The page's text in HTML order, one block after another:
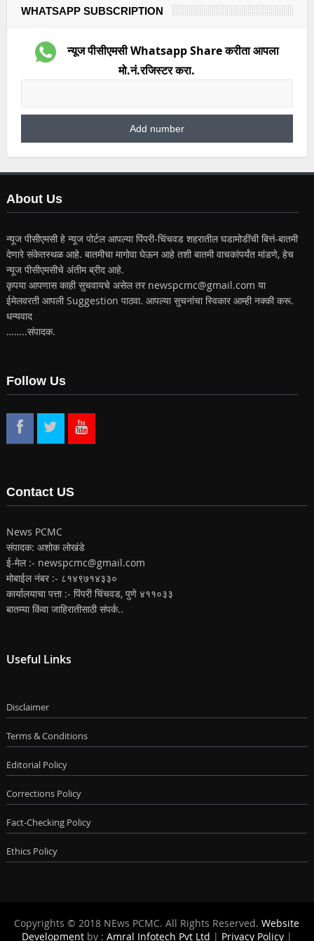
WHATSAPP SUBSCRIPTION
न्यूज पीसीएमसी Whatsapp Share करीता आपला
मो.नं.रजिस्टर करा.
About Us
न्यूज पीसीएमसी हे न्यूज पोर्टल आपल्या पिंपरी-चिंचवड शहरातील घडामोडींची बित्तं-बातमी
देणारे संकेतस्थळ आहे. बातमीचा मागोवा घेऊन आहे तशी बातमी वाचकांपर्यंत मांडणे, हेच
न्यूज पीसीएमसीचे अंतीम ब्रीद आहे.
कृपया आपणास काही सुचवायचे असेल तर newspcmc@gmail.com या
ईमेलवरती आपली Suggestion पाठवा. आपल्या सुचनांचा स्विकार आम्ही नक्की करू.
धन्यवाद
……..संपादक.
Follow Us
Contact US
News PCMC
संपादक: अशोक लोखंडे
ई-मेल :- newspcmc@gmail.com
मोबाईल नंबर :- ८१४९७१४३३०
कार्यालयाचा पत्ता :- पिंपरी चिंचवड, पुणे ४११०३३
बातम्या किंवा जाहिरातीसाठी संपर्क..
Useful Links
Disclaimer
Terms & Conditions
Editorial Policy
Corrections Policy
Fact-Checking Policy
Ethics Policy
Copyrights © 2018 NEws PCMC. All Rights Reserved.Website
Developmentby : Amral Infotech Pvt Ltd | Privacy Policy|